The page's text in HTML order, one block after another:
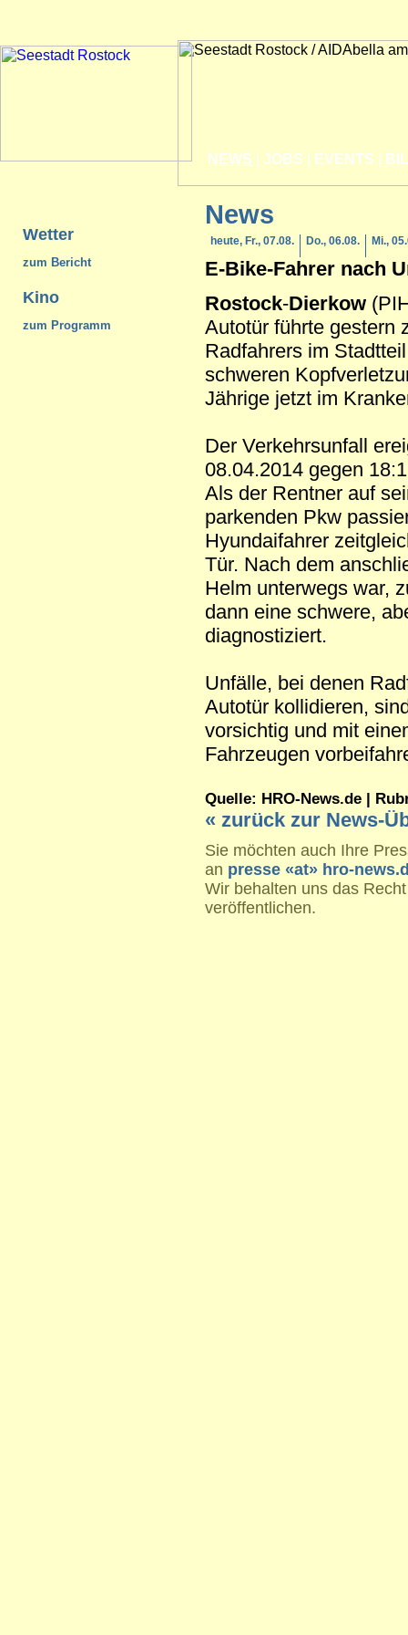
NEWS JOBS EVENTS
Wetter
zum Bericht
Kino
zum Programm
News
heute, Fr., 07.08. Do., 06.08. Mi.,
E-Bike-Fahrer nach
Rostock-Dierkow
Autotür führte gestern
Radfahrers im
schweren
Jährige jetzt im
Der Verkehrsunfall
08.04.2014 gegen
Als der Rentner auf
parkenden Pkw
Hyundaifahrer
Tür. Nach dem
Helm unterwegs war,
dann eine schwere,
diagnostiziert.
Unfälle, bei denen
Autotür kollidieren,
vorsichtig und mit
Fahrzeugen
Quelle: HRO-News.de |
« zurück zur News-
Sie möchten auch Ihre
an presse «at» hro-
Wir behalten uns das
veröffentlichen.